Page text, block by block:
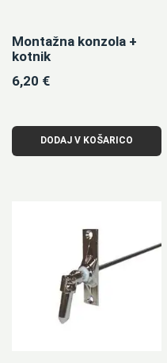
Montažna konzola +
kotnik
6,20 €
DODAJ V KOŠARICO